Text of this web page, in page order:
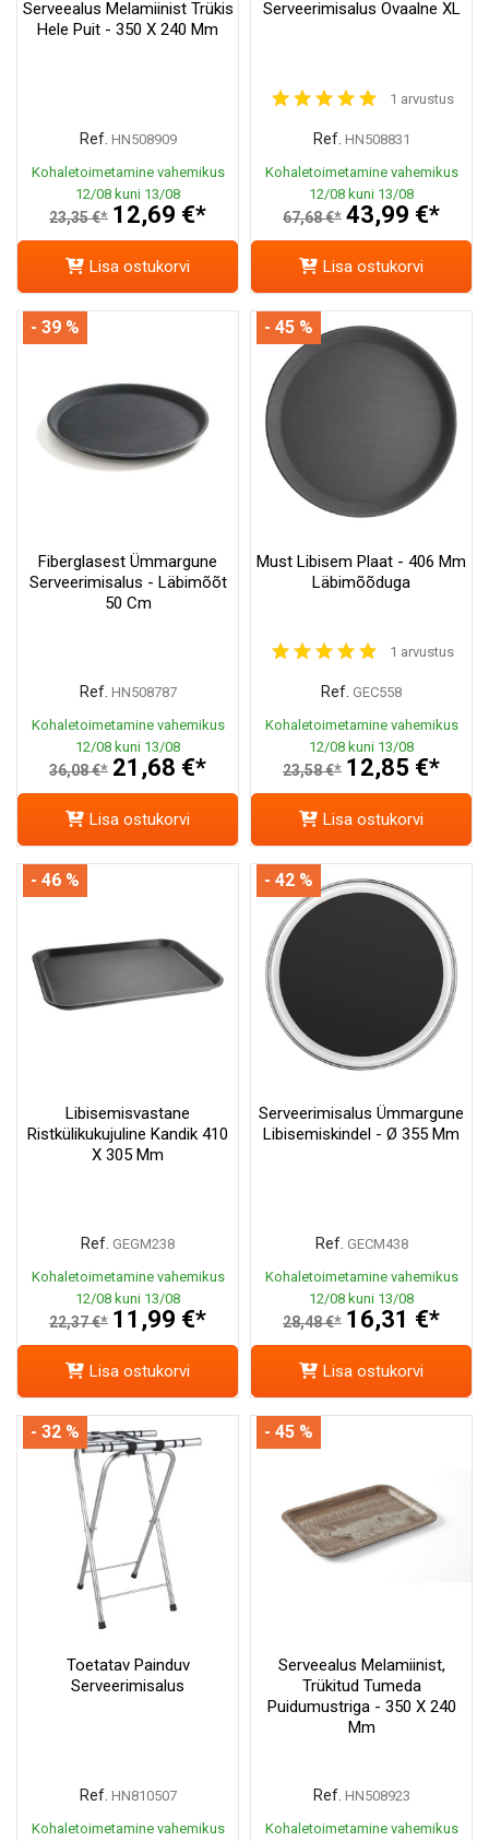
Serveealus Melamiinist Trükis
Hele Puit - 350 X 240 Mm
Ref. HN508909
Kohaletoimetamine vahemikus
12/08 kuni 13/08
23,35 €* 12,69 €*
Lisa ostukorvi
Serveerimisalus Ovaalne XL
1 arvustus
Ref. HN508831
Kohaletoimetamine vahemikus
12/08 kuni 13/08
67,68 €* 43,99 €*
Lisa ostukorvi
Fiberglasest Ümmargune
Serveerimisalus - Läbimõõt
50 Cm
Ref. HN508787
Kohaletoimetamine vahemikus
12/08 kuni 13/08
36,08 €* 21,68 €*
- 39 %
Lisa ostukorvi
Must Libisem Plaat - 406 Mm
Läbimõõduga
1 arvustus
Ref. GEC558
Kohaletoimetamine vahemikus
12/08 kuni 13/08
23,58 €* 12,85 €*
- 45 %
Lisa ostukorvi
Libisemisvastane
Ristkülikukujuline Kandik 410
X 305 Mm
Ref. GEGM238
Kohaletoimetamine vahemikus
12/08 kuni 13/08
22,37 €* 11,99 €*
- 46 %
Lisa ostukorvi
Serveerimisalus Ümmargune
Libisemiskindel - Ø 355 Mm
Ref. GECM438
Kohaletoimetamine vahemikus
12/08 kuni 13/08
28,48 €* 16,31 €*
- 42 %
Lisa ostukorvi
Toetatav Painduv
Serveerimisalus
Ref. HN810507
Kohaletoimetamine vahemikus
- 32 %
Serveealus Melamiinist,
Trükitud Tumeda
Puidumustriga - 350 X 240
Mm
Ref. HN508923
Kohaletoimetamine vahemikus
- 45 %